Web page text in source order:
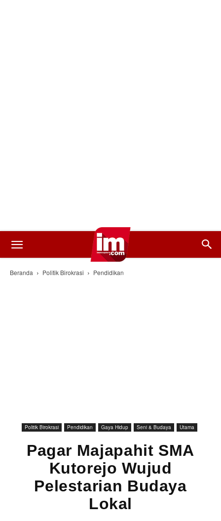
Beranda Politik Birokrasi Pendidikan
Politik Birokrasi Pendidikan Gaya Hidup Seni & Budaya Utama
Pagar Majapahit SMA
Kutorejo Wujud
Pelestarian Budaya
Lokal